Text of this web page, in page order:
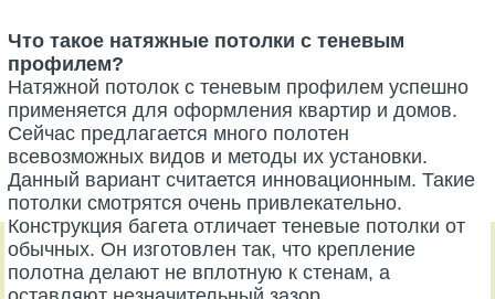
Что такое натяжные потолки с теневым
профилем?
Натяжной потолок с теневым профилем успешно
применяется для оформления квартир и домов.
Сейчас предлагается много полотен
всевозможных видов и методы их установки.
Данный вариант считается инновационным. Такие
потолки смотрятся очень привлекательно.
Конструкция багета отличает теневые потолки от
обычных. Он изготовлен так, что крепление
полотна делают не вплотную к стенам, а